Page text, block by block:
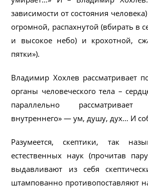
зависимости от состояния
огромной, распахнутой (вбирать в
и высокое небо) и крохотной,
пятки»).
Владимир Хохлев рассматривает
органы человеческого тела –
параллельно
внутреннего» — ум, душу, дух… И
Разумеется, скептики, так
естественных наук (прочитав
выдавливают из себя
штампованно противопоставляют